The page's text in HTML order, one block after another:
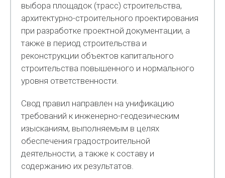
выбора площадок (трасс) строительства,
архитектурно-строительного проектирования
при разработке проектной документации, а
также в период строительства и
реконструкции объектов капитального
строительства повышенного и нормального
уровня ответственности.
Свод правил направлен на унификацию
требований к инженерно-геодезическим
изысканиям, выполняемым в целях
обеспечения градостроительной
деятельности, а также к составу и
содержанию их результатов.